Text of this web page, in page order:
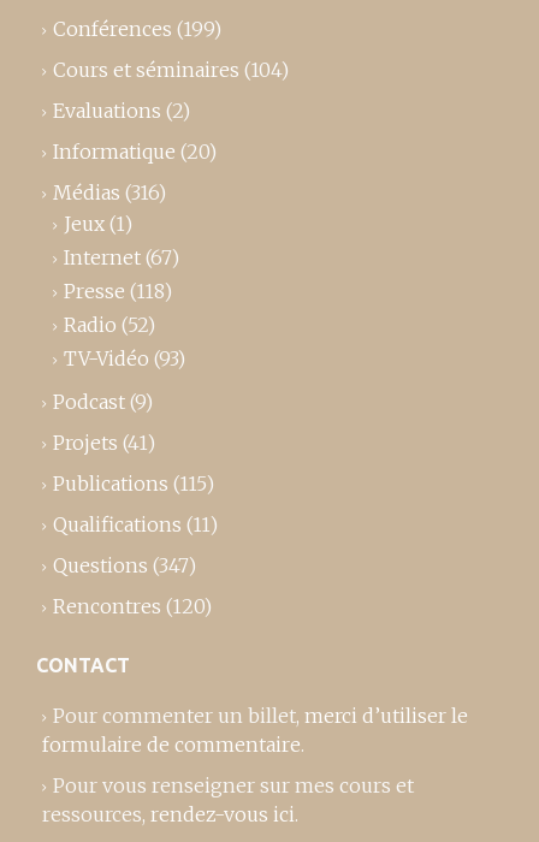
Conférences (199)
Cours et séminaires (104)
Evaluations (2)
Informatique (20)
Médias (316)
Jeux (1)
Internet (67)
Presse (118)
Radio (52)
TV-Vidéo (93)
Podcast (9)
Projets (41)
Publications (115)
Qualifications (11)
Questions (347)
Rencontres (120)
CONTACT
Pour commenter un billet, merci d’utiliser le
formulaire de commentaire.
Pour vous renseigner sur mes cours et
ressources, rendez-vous ici.